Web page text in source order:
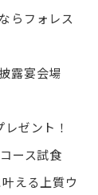
らフォレス
露宴会場
ゼント！
ース試食
える上質ウ